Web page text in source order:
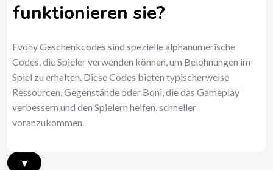
funktionieren sie?
Evony Geschenkcodes sind spezielle alphanumerische
Codes, die Spieler verwenden können, um Belohnungen im
Spiel zu erhalten. Diese Codes bieten typischerweise
Ressourcen, Gegenstände oder Boni, die das Gameplay
verbessern und den Spielern helfen, schneller
voranzukommen.
▾